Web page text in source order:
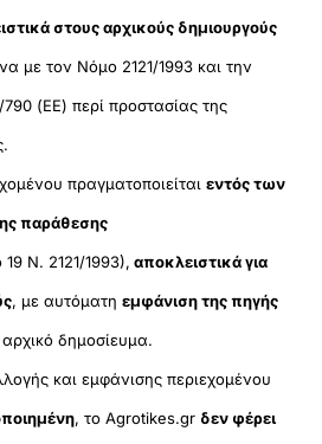
στους αρχικούς δημιουργούς
με τον Νόμο 2121/1993 και την
(ΕΕ) περί προστασίας της
πραγματοποιείταιεντός των
παράθεσης
Ν. 2121/1993), αποκλειστικά για
, με αυτόματηεμφάνιση της πηγής
δημοσίευμα.
και εμφάνισης περιεχομένου
, το Agrotikes.gr δεν φέρει